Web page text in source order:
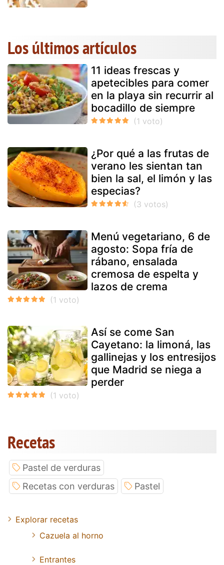
Los últimos artículos
11 ideas frescas y
apetecibles para comer
en la playa sin recurrir al
bocadillo de siempre
¿Por qué a las frutas de
verano les sientan tan
bien la sal, el limón y las
especias?
Menú vegetariano, 6 de
agosto: Sopa fría de
rábano, ensalada
cremosa de espelta y
lazos de crema
Así se come San
Cayetano: la limoná, las
gallinejas y los entresijos
que Madrid se niega a
perder
Recetas
Pastel de verduras
Recetas con verduras
Pastel
Explorar recetas
Cazuela al horno
Entrantes